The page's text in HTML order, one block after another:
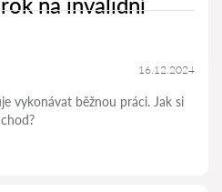
16.12.2024
vykonávat běžnou práci. Jak si